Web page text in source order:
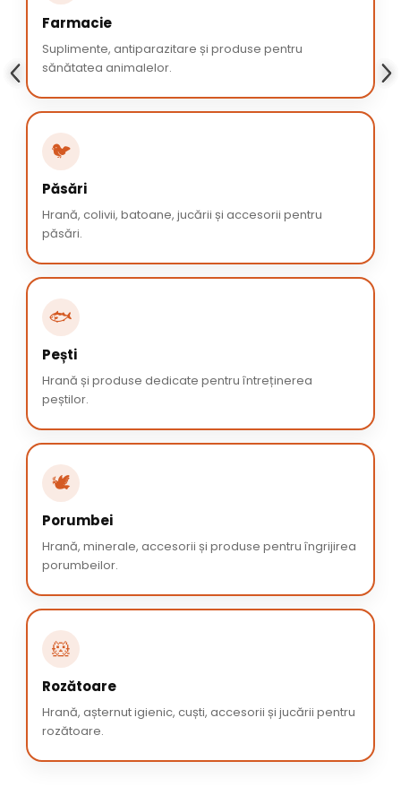
Farmacie
Suplimente, antiparazitare și produse pentru
sănătatea animalelor.
🐦
Păsări
Hrană, colivii, batoane, jucării și accesorii pentru
păsări.
🐟
Pești
Hrană și produse dedicate pentru întreținerea
peștilor.
🕊️
Porumbei
Hrană, minerale, accesorii și produse pentru îngrijirea
porumbeilor.
🐹
Rozătoare
Hrană, așternut igienic, cuști, accesorii și jucării pentru
rozătoare.